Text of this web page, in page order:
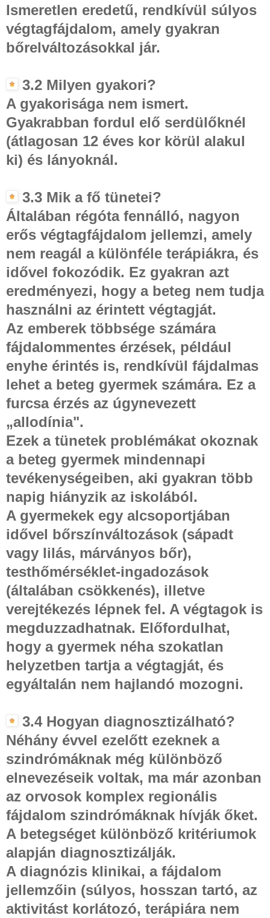
Ismeretlen eredetű, rendkívül súlyos
végtagfájdalom, amely gyakran
bőrelváltozásokkal jár.
3.2 Milyen gyakori?
A gyakorisága nem ismert.
Gyakrabban fordul elő serdülőknél
(átlagosan 12 éves kor körül alakul
ki) és lányoknál.
3.3 Mik a fő tünetei?
Általában régóta fennálló, nagyon
erős végtagfájdalom jellemzi, amely
nem reagál a különféle terápiákra, és
idővel fokozódik. Ez gyakran azt
eredményezi, hogy a beteg nem tudja
használni az érintett végtagját.
Az emberek többsége számára
fájdalommentes érzések, például
enyhe érintés is, rendkívül fájdalmas
lehet a beteg gyermek számára. Ez a
furcsa érzés az úgynevezett
„allodínia".
Ezek a tünetek problémákat okoznak
a beteg gyermek mindennapi
tevékenységeiben, aki gyakran több
napig hiányzik az iskolából.
A gyermekek egy alcsoportjában
idővel bőrszínváltozások (sápadt
vagy lilás, márványos bőr),
testhőmérséklet-ingadozások
(általában csökkenés), illetve
verejtékezés lépnek fel. A végtagok is
megduzzadhatnak. Előfordulhat,
hogy a gyermek néha szokatlan
helyzetben tartja a végtagját, és
egyáltalán nem hajlandó mozogni.
3.4 Hogyan diagnosztizálható?
Néhány évvel ezelőtt ezeknek a
szindrómáknak még különböző
elnevezéseik voltak, ma már azonban
az orvosok komplex regionális
fájdalom szindrómáknak hívják őket.
A betegséget különböző kritériumok
alapján diagnosztizálják.
A diagnózis klinikai, a fájdalom
jellemzőin (súlyos, hosszan tartó, az
aktivitást korlátozó, terápiára nem